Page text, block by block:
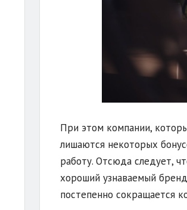
При этом компании,
лишаются некоторых
работу. Отсюда следует,
хороший узнаваемый
постепенно сокращается